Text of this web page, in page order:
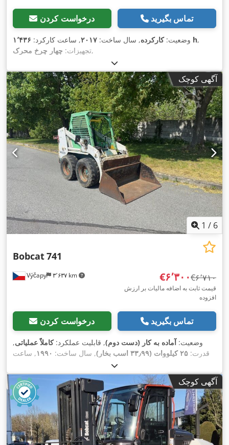
درخواست کردن تماس بگیرید
وضعیت:کارکرده, سال ساخت: ۲۰۱۷, ساعت کارکرد: ۱٬۴۳۶ h,
تجهیزات: چهار چرخ محرک ,
آگهی کوچک
1 / 6
Výčapy ۳٬۶۳۷ km
Bobcat741
‎€۶٬۳۰۰ ‎€۶٬۷۱۰
قیمت ثابت به اضافه مالیات بر ارزش
افزوده
درخواست کردن تماس بگیرید
وضعیت:آماده به کار (دست دوم), قابلیت عملکرد:کاملاً عملیاتی,
قدرت: ۲۵ کیلووات (۳۳٫۹۹ اسب بخار) , سال ساخت: ۱۹۹۰, ساعت
آگهی کوچک